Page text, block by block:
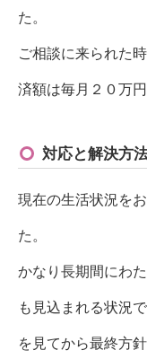
た。
ご相談に来られた
済額は毎月２０万
対応と解決方
現在の生活状況を
た。
かなり長期間にわ
も見込まれる状況
を見てから最終方